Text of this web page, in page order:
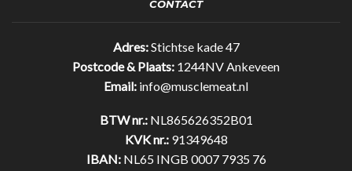
CONTACT
Adres:Stichtse kade 47
Postcode & Plaats: 1244NV Ankeveen
Email: info@musclemeat.nl
BTW nr.:NL865626352B01
KVK nr.:91349648
IBAN:NL65 INGB 0007 7935 76